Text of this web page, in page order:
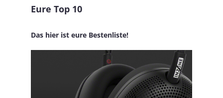
Eure Top 10
Das hier ist eure Bestenliste!